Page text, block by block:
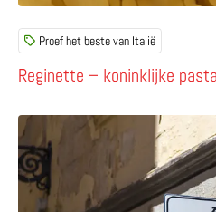
Reginette – koninklijke
Proef het beste van Italië
Lees meer over Pas op